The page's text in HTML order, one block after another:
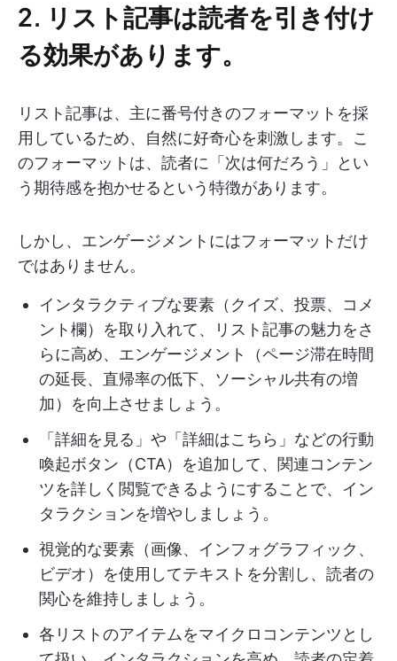
2. リスト記事は読者を引き付け
る効果があります。
リスト記事は、主に番号付きのフォーマットを採
用しているため、自然に好奇心を刺激します。こ
のフォーマットは、読者に「次は何だろう」とい
う期待感を抱かせるという特徴があります。
しかし、エンゲージメントにはフォーマットだけ
ではありません。
インタラクティブな要素（クイズ、投票、コメ
ント欄）を取り入れて、リスト記事の魅力をさ
らに高め、エンゲージメント（ページ滞在時間
の延長、直帰率の低下、ソーシャル共有の増
加）を向上させましょう。
「詳細を見る」や「詳細はこちら」などの行動
喚起ボタン（CTA）を追加して、関連コンテン
ツを詳しく閲覧できるようにすることで、イン
タラクションを増やしましょう。
視覚的な要素（画像、インフォグラフィック、
ビデオ）を使用してテキストを分割し、読者の
関心を維持しましょう。
各リストのアイテムをマイクロコンテンツとし